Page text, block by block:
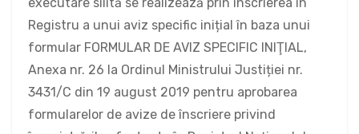
Registru a unui aviz specific inițial în baza unui
formular FORMULAR DE AVIZ SPECIFIC INIŢIAL,
Anexa nr. 26 la Ordinul Ministrului Justiției nr.
3431/C din 19 august 2019 pentru aprobarea
formularelor de avize de înscriere privind